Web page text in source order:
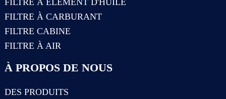
FILTRE À CARBURANT
FILTRE CABINE
FILTRE À AIR
À PROPOS DE NOUS
DES PRODUITS